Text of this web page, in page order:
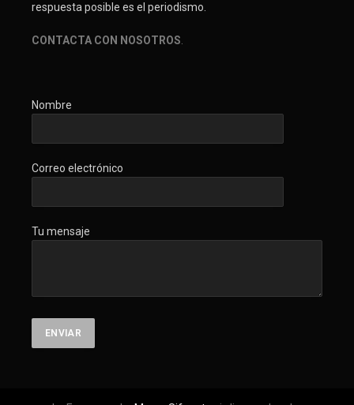
respuesta posible es el periodismo.
CONTACTA CON NOSOTROS
Nombre
Correo electrónico
Tu mensaje